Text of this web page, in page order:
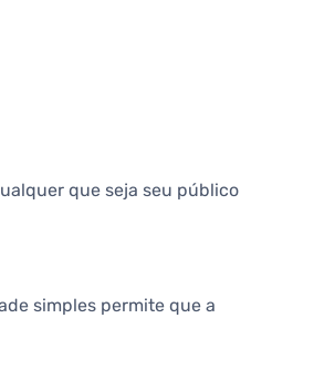
que seja seu público
simples permite que a